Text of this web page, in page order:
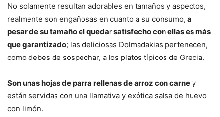
No solamente resultan adorables en tamaños y aspectos,
realmente son engañosas en cuanto a su consumo, a
pesar de su tamaño el quedar satisfecho con ellas es más
que garantizado; las deliciosas Dolmadakias pertenecen,
como debes de sospechar, a los platos típicos de Grecia.
Son unas hojas de parra rellenas de arroz con carne y
están servidas con una llamativa y exótica salsa de huevo
con limón.